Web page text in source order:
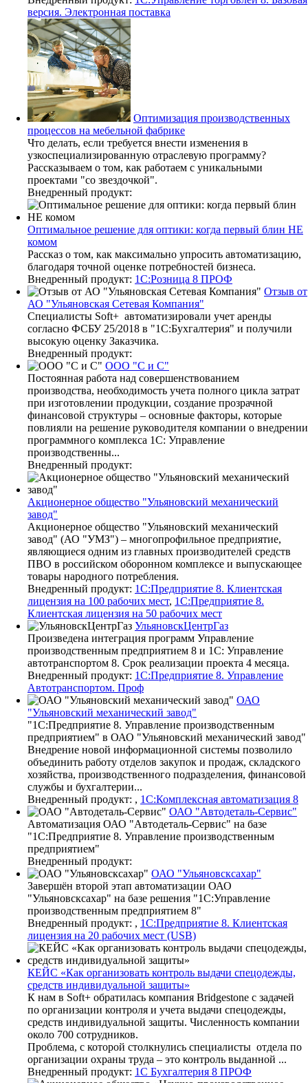
версия. Электронная поставка
Оптимизация производственных
процессов на мебельной фабрике
Что делать, если требуется внести изменения в
узкоспециализированную отраслевую программу?
Рассказываем о том, как работаем с уникальными
проектами "со звездочкой".
Внедренный продукт:
Оптимальное решение для оптики: когда первый блин НЕ
комом
Рассказ о том, как максимально упросить автоматизацию,
благодаря точной оценке потребностей бизнеса.
Внедренный продукт: 1С:Розница 8 ПРОФ
Отзыв от
АО "Ульяновская Сетевая Компания"
Специалисты Soft+ автоматизировали учет аренды
согласно ФСБУ 25/2018 в "1С:Бухгалтерия" и получили
высокую оценку Заказчика.
Внедренный продукт:
ООО "С и С"
Постоянная работа над совершенствованием
производства, необходимость учета полного цикла затрат
при изготовлении продукции, создание прозрачной
финансовой структуры – основные факторы, которые
повлияли на решение руководителя компании о внедрении
программного комплекса 1С: Управление
производственны...
Внедренный продукт:
Акционерное общество "Ульяновский механический
завод"
Акционерное общество "Ульяновский механический
завод" (АО "УМЗ") – многопрофильное предприятие,
являющиеся одним из главных производителей средств
ПВО в российском оборонном комплексе и выпускающее
товары народного потребления.
Внедренный продукт: 1С:Предприятие 8. Клиентская
лицензия на 100 рабочих мест, 1С:Предприятие 8.
Клиентская лицензия на 50 рабочих мест
УльяновскЦентрГаз
Произведена интеграция программ Управление
производственным предприятием 8 и 1С: Управление
автотранспортом 8. Срок реализации проекта 4 месяца.
Внедренный продукт: 1С:Предприятие 8. Управление
Автотранспортом. Проф
ОАО
"Ульяновский механический завод"
"1С:Предприятие 8. Управление производственным
предприятием" в ОАО "Ульяновский механический завод"
Внедрение новой информационной системы позволило
объединить работу отделов закупок и продаж, складского
хозяйства, производственного подразделения, финансовой
службы и бухгалтерии...
Внедренный продукт: , 1С:Комплексная автоматизация 8
ОАО "Автодеталь-Сервис"
Автоматизация ОАО "Автодеталь-Сервис" на базе
"1С:Предприятие 8. Управление производственным
предприятием"
Внедренный продукт:
ОАО "Ульяновскcахар"
Завершён второй этап автоматизации ОАО
"Ульяновскcахар" на базе решения "1С:Управление
производственным предприятием 8"
Внедренный продукт: , 1С:Предприятие 8. Клиентская
лицензия на 20 рабочих мест (USB)
КЕЙС «Как организовать контроль выдачи спецодежды,
средств индивидуальной защиты»
К нам в Soft+ обратилась компания Bridgestone с задачей
по организации контроля и учета выдачи спецодежды,
средств индивидуальной защиты. Численность компании
около 700 сотрудников.
Проблема, с которой столкнулись специалисты отдела по
организации охраны труда – это контроль выданной ...
Внедренный продукт: 1С Бухгалтерия 8 ПРОФ